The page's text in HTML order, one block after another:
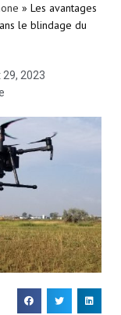
» Les avantages
le blindage du
2023